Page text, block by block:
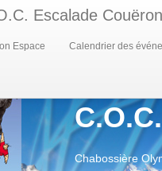
Escalade Couëron
Espace Calendrier des
Chabossière